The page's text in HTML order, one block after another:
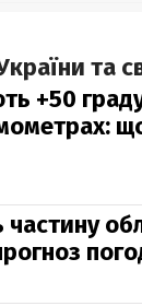
та
+50